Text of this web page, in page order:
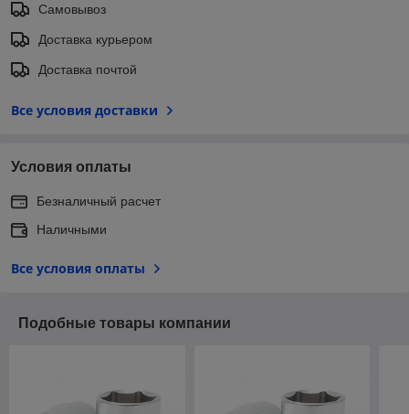
Самовывоз
Доставка курьером
Доставка почтой
Все условия доставки
Условия оплаты
Безналичный расчет
Наличными
Все условия оплаты
Подобные товары компании